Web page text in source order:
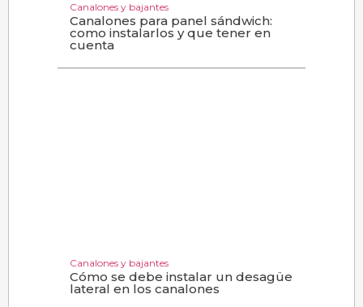
Canalones y bajantes
Canalones para panel sándwich:
como instalarlos y que tener en
cuenta
Canalones y bajantes
Cómo se debe instalar un desagüe
lateral en los canalones